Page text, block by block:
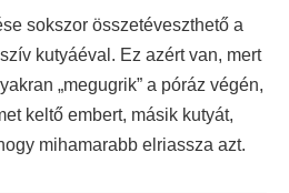
sokszor összetéveszthető a
kutyáéval. Ez azért van, mert
„megugrik” a póráz végén,
keltő embert, másik kutyát,
mihamarabb elriassza azt.